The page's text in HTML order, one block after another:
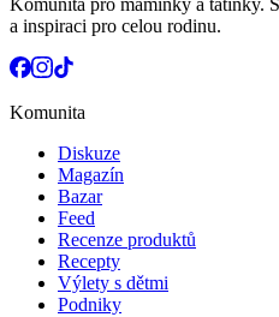
Komunita pro maminky a tatínky.
a inspiraci pro celou rodinu.
Komunita
Diskuze
Magazín
Bazar
Feed
Recenze produktů
Recepty
Výlety s dětmi
Podniky